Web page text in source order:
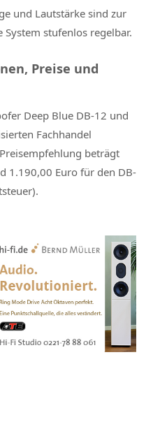
und Lautstärke sind zur
stufenlos regelbar.
Preise und
Deep Blue DB-12 und
Fachhandel
beträgt
1.190,00 Euro für den DB-